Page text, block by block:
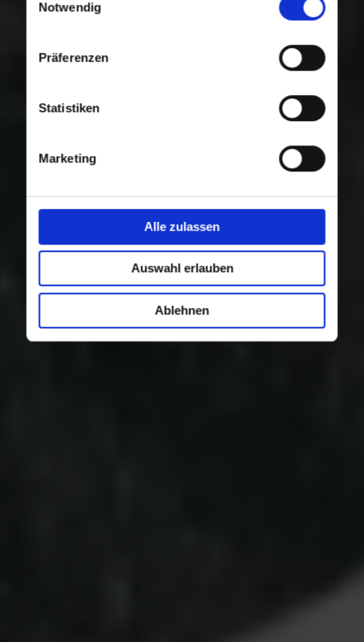
Nutzung der Dienste gesammelt haben.
Notwendig
Präferenzen
Statistiken
Marketing
Alle zulassen
Auswahl erlauben
Ablehnen